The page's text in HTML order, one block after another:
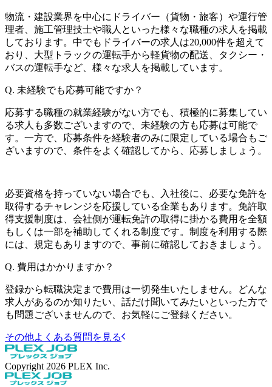
物流・建設業界を中心にドライバー（貨物・旅客）や運行管
理者、施工管理技士や職人といった様々な職種の求人を掲載
しております。中でもドライバーの求人は20,000件を超えて
おり、大型トラックの運転手から軽貨物の配送、タクシー・
バスの運転手など、様々な求人を掲載しています。
Q. 未経験でも応募可能ですか？
応募する職種の就業経験がない方でも、積極的に募集してい
る求人も多数ございますので、未経験の方も応募は可能で
す。一方で、応募条件を経験者のみに限定している場合もご
ざいますので、条件をよく確認してから、応募しましょう。
必要資格を持っていない場合でも、入社後に、必要な免許を
取得するチャレンジを応援している企業もあります。免許取
得支援制度は、会社側が運転免許の取得に掛かる費用を全額
もしくは一部を補助してくれる制度です。制度を利用する際
には、規定もありますので、事前に確認しておきましょう。
Q. 費用はかかりますか？
登録から転職決定まで費用は一切発生いたしません。どんな
求人があるのか知りたい、話だけ聞いてみたいといった方で
も問題ございませんので、お気軽にご登録ください。
その他よくある質問を見る
Copyright 2026 PLEX Inc.